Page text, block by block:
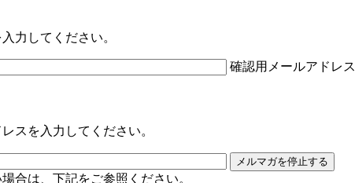
力してください。
確認用メールアドレス
スを入力してください。
メルマガを停止する
合は、下記をご参照ください。